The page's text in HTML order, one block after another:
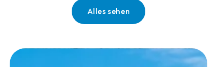
Alles sehen